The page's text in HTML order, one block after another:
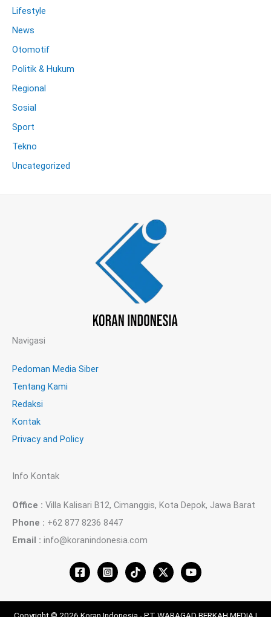
Lifestyle
News
Otomotif
Politik & Hukum
Regional
Sosial
Sport
Tekno
Uncategorized
Navigasi
Pedoman Media Siber
Tentang Kami
Redaksi
Kontak
Privacy and Policy
Info Kontak
Office : Villa Kalisari B12, Cimanggis, Kota Depok, Jawa Barat
Phone : +62 877 8236 8447
Email : info@koranindonesia.com